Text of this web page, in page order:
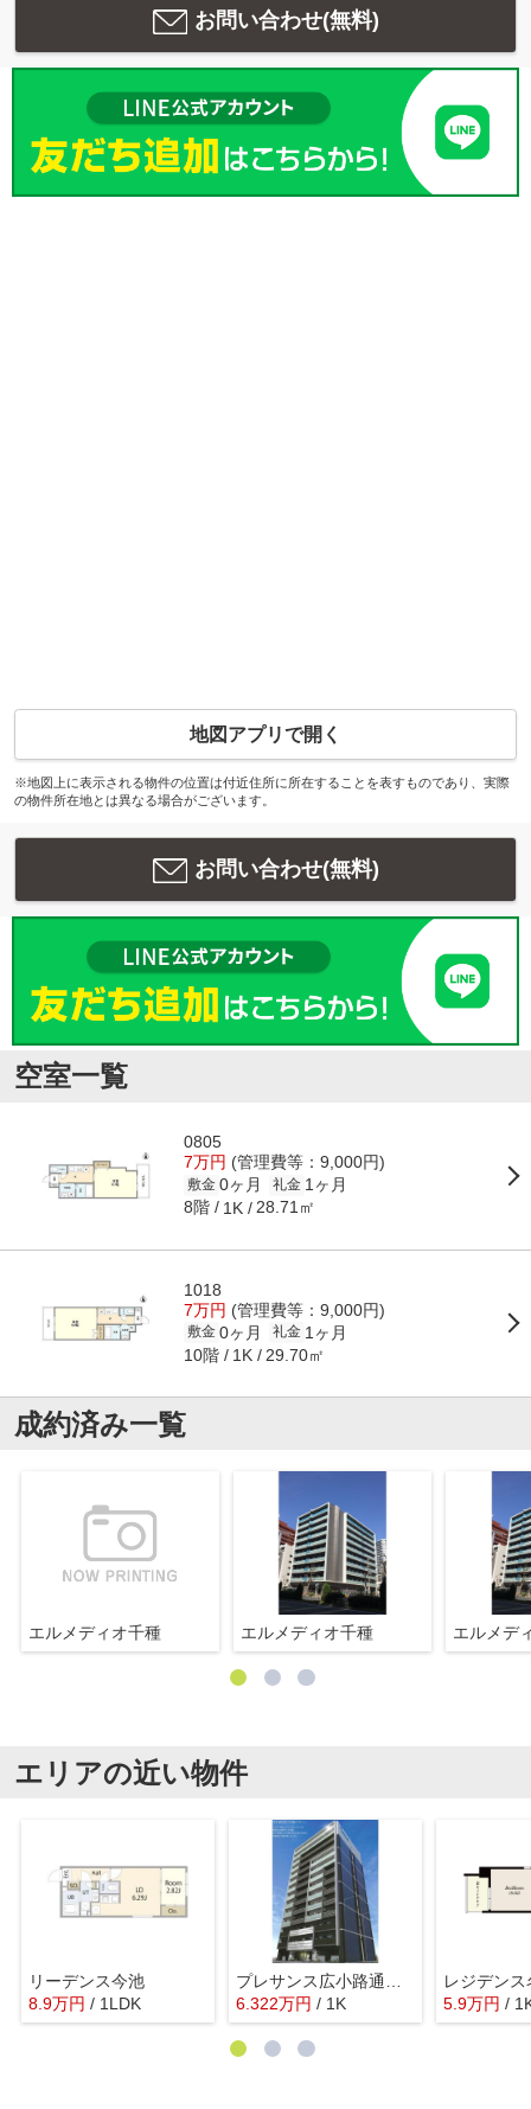
お問い合わせ(無料)
地図アプリで開く
※地図上に表示される物件の位置は付近住所に所在することを表すものであり、実際
の物件所在地とは異なる場合がございます。
お問い合わせ(無料)
空室一覧
0805
7万円 (管理費等：9,000円)
敷金 0ヶ月 礼金 1ヶ月
8階 1K 28.71㎡
1018
7万円 (管理費等：9,000円)
敷金 0ヶ月 礼金 1ヶ月
10階 1K 29.70㎡
成約済み一覧
エルメディオ千種 エルメディオ千種 エルメデ
エリアの近い物件
リーデンス今池
8.9万円 / 1LDK
6.322万円 / 1K
レジデン
5.9万円 /